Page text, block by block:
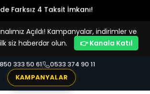
Farksız 4 Taksit İmkanı!
Açıldı! Kampanyalar, indirimler ve
siz haberdar olun.
👉 Kanala Katıl
333 50 61
0533 374 90 11
KAMPANYALAR